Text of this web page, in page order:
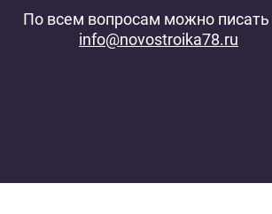
По всем вопросам можно писать
info@novostroika78.ru